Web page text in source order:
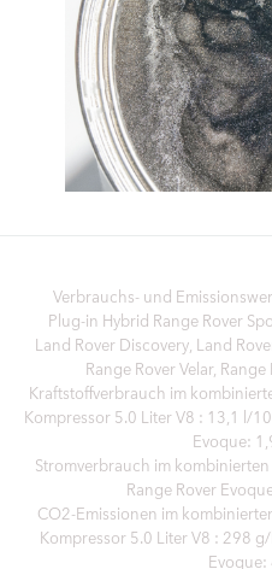
Verbrauchs- und
Plug‑in Hybrid Range Rover
Land Rover Discovery, Land
Range Rover Velar,
Kraftstoffverbrauch im
Kompressor 5.0 Liter V8 : 13,1 l/
Evoque:
Stromverbrauch im kombinierten
Range Rover
CO2-Emissionen im
Kompressor 5.0 Liter V8 : 298